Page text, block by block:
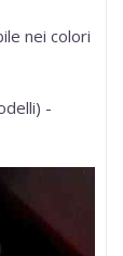
nei colori
-